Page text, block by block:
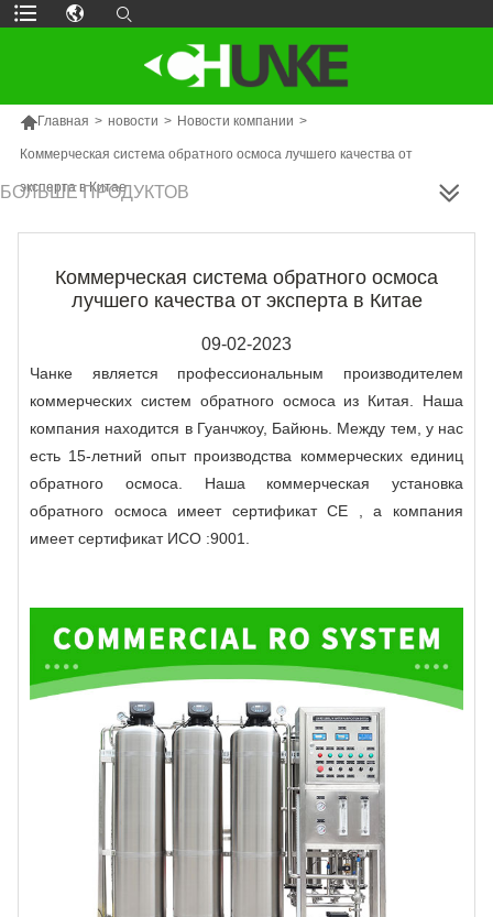
Главная > новости > Новости компании >
Коммерческая система обратного осмоса лучшего качества от
эксперта в Китае
БОЛЬШЕ ПРОДУКТОВ
Коммерческая система обратного осмоса
лучшего качества от эксперта в Китае
09-02-2023
Чанке является профессиональным производителем
коммерческих систем обратного осмоса из Китая. Наша
компания находится в Гуанчжоу, Байюнь. Между тем, у нас
есть 15-летний опыт производства коммерческих единиц
обратного осмоса. Наша коммерческая установка
обратного осмоса имеет сертификат СЕ , а компания
имеет сертификат ИСО :9001.